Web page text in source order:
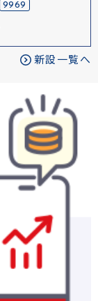
9969
新設一覧へ